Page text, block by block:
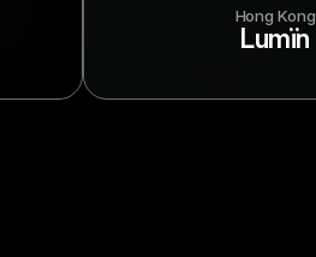
Hong Kong
Lumïn